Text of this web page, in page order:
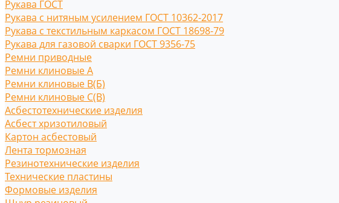
Рукава ГОСТ
Рукава с нитяным усилением ГОСТ 10362-2017
Рукава с текстильным каркасом ГОСТ 18698-79
Рукава для газовой сварки ГОСТ 9356-75
Ремни приводные
Ремни клиновые A
Ремни клиновые В(Б)
Ремни клиновые С(B)
Асбестотехнические изделия
Асбест хризотиловый
Картон асбестовый
Лента тормозная
Резинотехнические изделия
Технические пластины
Формовые изделия